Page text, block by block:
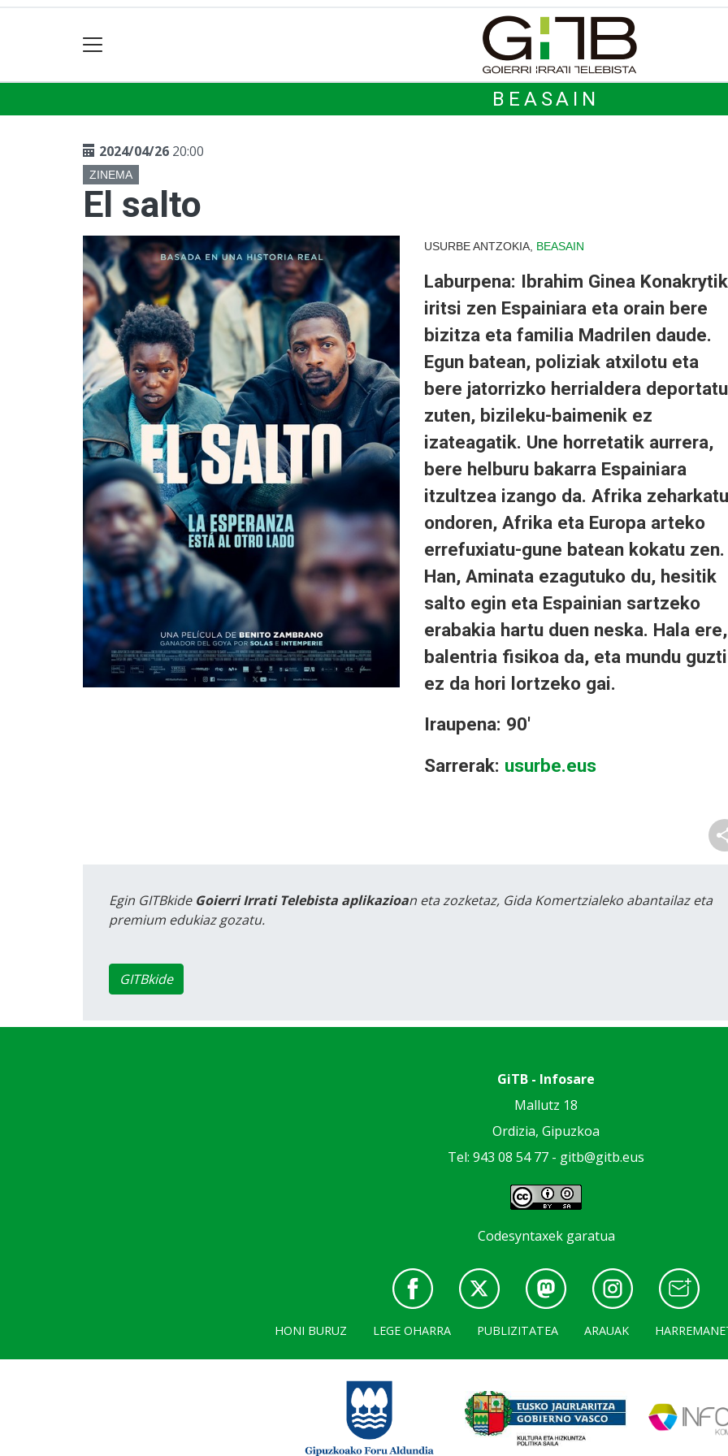
BEASAIN
2024/04/26 20:00
ZINEMA
El salto
USURBE ANTZOKIA, BEASAIN
Laburpena: Ibrahim Ginea Konakrytik
iritsi zen Espainiara eta orain bere
bizitza eta familia Madrilen daude.
Egun batean, poliziak atxilotu eta
bere jatorrizko herrialdera deportatu
zuten, bizileku-baimenik ez
izateagatik. Une horretatik aurrera,
bere helburu bakarra Espainiara
itzultzea izango da. Afrika zeharkatu
ondoren, Afrika eta Europa arteko
errefuxiatu-gune batean kokatu zen.
Han, Aminata ezagutuko du, hesitik
salto egin eta Espainian sartzeko
erabakia hartu duen neska. Hala ere,
balentria fisikoa da, eta mundu
ez da hori lortzeko gai.
Iraupena: 90'
Sarrerak: usurbe.eus
Egin GITBkide Goierri Irrati Telebista aplikazioan eta zozketaz, Gida Komertzialeko abantailaz eta
premium edukiaz gozatu.
GITBkide
GiTB - Infosare
Mallutz 18
Ordizia, Gipuzkoa
Tel: 943 08 54 77 - gitb@gitb.eus
Codesyntaxek garatua
HONI BURUZ LEGE OHARRA PUBLIZITATEA ARAUAK